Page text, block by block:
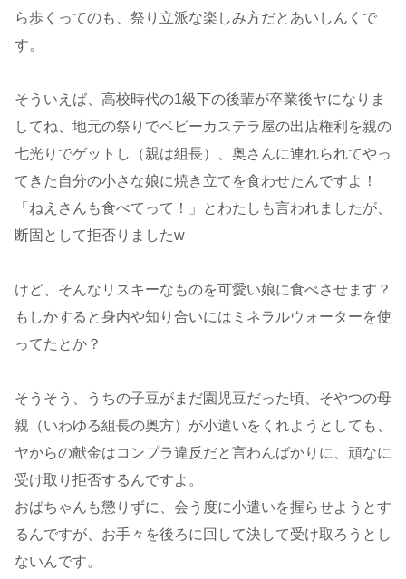
ら歩くってのも、祭り立派な楽しみ方だとあいしんくで
す。
そういえば、高校時代の1級下の後輩が卒業後ヤになりま
してね、地元の祭りでベビーカステラ屋の出店権利を親の
七光りでゲットし（親は組長）、奥さんに連れられてやっ
てきた自分の小さな娘に焼き立てを食わせたんですよ！
「ねえさんも食べてって！」とわたしも言われましたが、
断固として拒否りましたw
けど、そんなリスキーなものを可愛い娘に食べさせます？
もしかすると身内や知り合いにはミネラルウォーターを使
ってたとか？
そうそう、うちの子豆がまだ園児豆だった頃、そやつの母
親（いわゆる組長の奥方）が小遣いをくれようとしても、
ヤからの献金はコンプラ違反だと言わんばかりに、頑なに
受け取り拒否するんですよ。
おばちゃんも懲りずに、会う度に小遣いを握らせようとす
るんですが、お手々を後ろに回して決して受け取ろうとし
ないんです。